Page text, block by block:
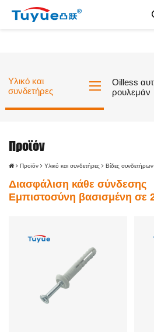
Υλικό και
συνδετήρες
Oilless
ρουλεμάν
Προϊόν
Προϊόν Υλικό και συνδετήρες Βίδες συνδετήρων
Διασφάλιση κάθε σύνδεσης
Εμπιστοσύνη βασισμένη σε